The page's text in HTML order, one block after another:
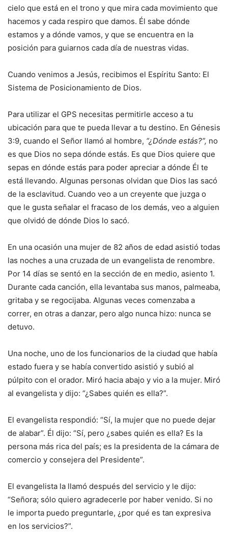
cielo que está en el trono y que mira cada movimiento que
hacemos y cada respiro que damos. Él sabe dónde
estamos y a dónde vamos, y que se encuentra en la
posición para guiarnos cada día de nuestras vidas.
Cuando venimos a Jesús, recibimos el Espíritu Santo: El
Sistema de Posicionamiento de Dios.
Para utilizar el GPS necesitas permitirle acceso a tu
ubicación para que te pueda llevar a tu destino. En Génesis
3:9, cuando el Señor llamó al hombre, “¿Dónde estás?”, no
es que Dios no sepa dónde estás. Es que Dios quiere que
sepas en dónde estás para poder apreciar a dónde Él te
está llevando. Algunas personas olvidan que Dios las sacó
de la esclavitud. Cuando veo a un creyente que juzga o
que le gusta señalar el fracaso de los demás, veo a alguien
que olvidó de dónde Dios lo sacó.
En una ocasión una mujer de 82 años de edad asistió todas
las noches a una cruzada de un evangelista de renombre.
Por 14 días se sentó en la sección de en medio, asiento 1.
Durante cada canción, ella levantaba sus manos, palmeaba,
gritaba y se regocijaba. Algunas veces comenzaba a
correr, en otras a danzar, pero algo nunca hizo: nunca se
detuvo.
Una noche, uno de los funcionarios de la ciudad que había
estado fuera y se había convertido asistió y subió al
púlpito con el orador. Miró hacia abajo y vio a la mujer. Miró
al evangelista y dijo: “¿Sabes quién es ella?”.
El evangelista respondió: “Sí, la mujer que no puede dejar
de alabar”. Él dijo: “Sí, pero ¿sabes quién es ella? Es la
persona más rica del país; es la presidenta de la cámara de
comercio y consejera del Presidente”.
El evangelista la llamó después del servicio y le dijo:
“Señora; sólo quiero agradecerle por haber venido. Si no
le importa puedo preguntarle, ¿por qué es tan expresiva
en los servicios?”.